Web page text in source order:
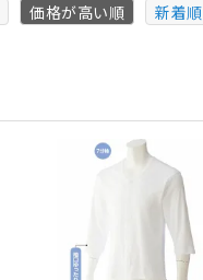
価格が高い順 新着順